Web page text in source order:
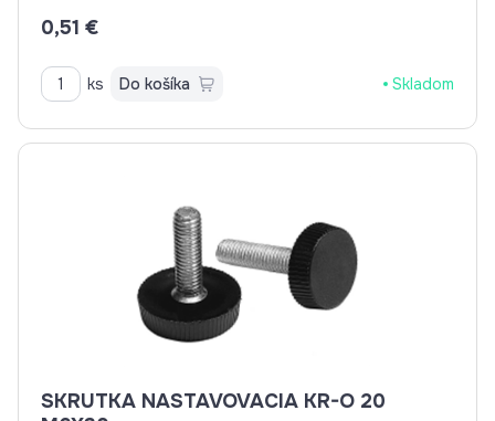
0,51 €
ks Do košíka Skladom
SKRUTKA NASTAVOVACIA KR-O 20